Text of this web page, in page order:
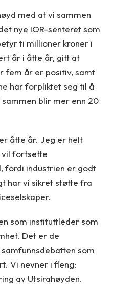
med at vi sammen
nye IOR-senteret som
ti millioner kroner i
år i åtte år, gitt at
fem år er positiv, samt
har forpliktet seg til å
blir mer enn 20
åtte år. Jeg er helt
fortsette
fordi industrien er godt
har vi sikret støtte fra
som instituttleder som
Det er de
som
Vi nevner i fleng:
av Utsirahøyden.